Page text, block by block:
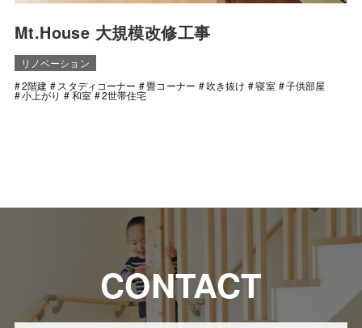
Mt.House 大規模改修工事
リノベーション
2階建
スタディコーナー 畳コーナー 吹き抜け 寝室 子供部屋
小上がり 和室 2世帯住宅
CONTACT